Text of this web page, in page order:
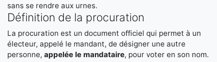
sans se rendre aux urnes.
Définition de la procuration
La procuration est un document officiel qui permet à un
électeur, appelé le mandant, de désigner une autre
personne, appelée le mandataire, pour voter en son nom.